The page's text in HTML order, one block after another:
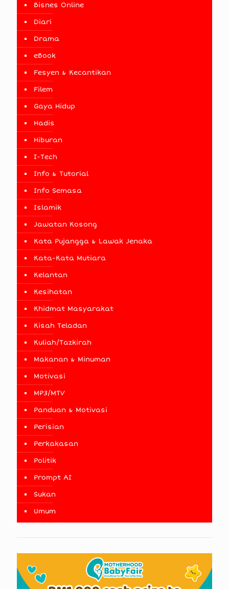
Bisnes Online
Diari
Drama
eBook
Fesyen & Kecantikan
Filem
Gaya Hidup
Hadis
Hiburan
I-Tech
Info & Tutorial
Info Semasa
Islamik
Jawatan Kosong
Kata Pujangga & Lawak Jenaka
Kata-Kata Mutiara
Kelantan
Kesihatan
Khidmat Masyarakat
Kisah Teladan
Kuliah/Tazkirah
Makanan & Minuman
Motivasi
MP3/MTV
Panduan & Motivasi
Perisian
Perkakasan
Politik
Prompt AI
Sukan
Umum